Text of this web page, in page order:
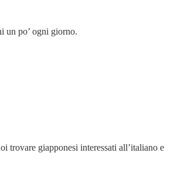
un po’ ogni giorno.
trovare giapponesi interessati all’italiano e